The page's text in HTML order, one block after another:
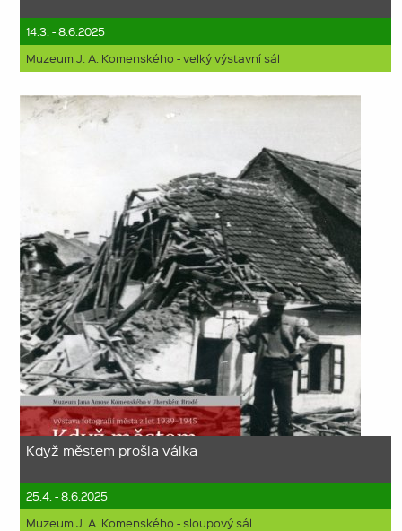
14.3. - 8.6.2025
Muzeum J. A. Komenského - velký výstavní sál
Když městem prošla válka
25.4. - 8.6.2025
Muzeum J. A. Komenského - sloupový sál